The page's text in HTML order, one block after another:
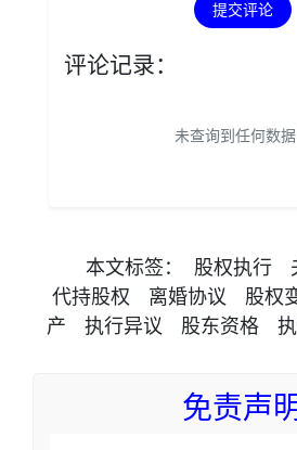
提交评论
评论记录：
未查询到任何数据
本文标签： 股权执行
代持股权
离婚协议 股权
产
执行异议 股东资格
免责声